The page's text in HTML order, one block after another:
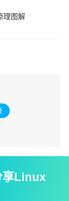
理图解
。
享Linux